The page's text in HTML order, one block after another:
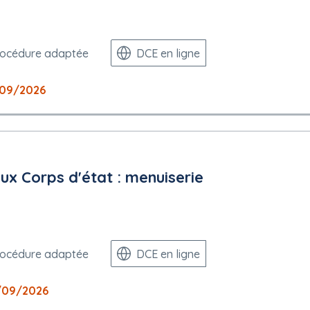
de l'exécution du marché doivent être mentionnés: Exigence
adaptée DCE en ligne
2026
Corps d'état : menuiserie
adaptée DCE en ligne
2026